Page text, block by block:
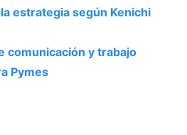
estrategia según Kenichi
comunicación y trabajo
Pymes